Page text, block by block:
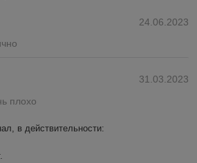
24.06.2023
31.03.2023
плохо
в действительности: